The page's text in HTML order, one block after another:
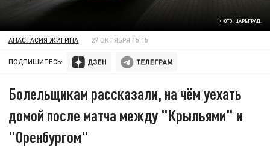
ФОТО: ЦАРЬГРАД.
АНАСТАСИЯ ЖИГИНА 27 ОКТЯБРЯ 15:15
ПОДПИШИТЕСЬ:
Болельщикам рассказали, на чём уехать
домой после матча между "Крыльями" и
"Оренбургом"